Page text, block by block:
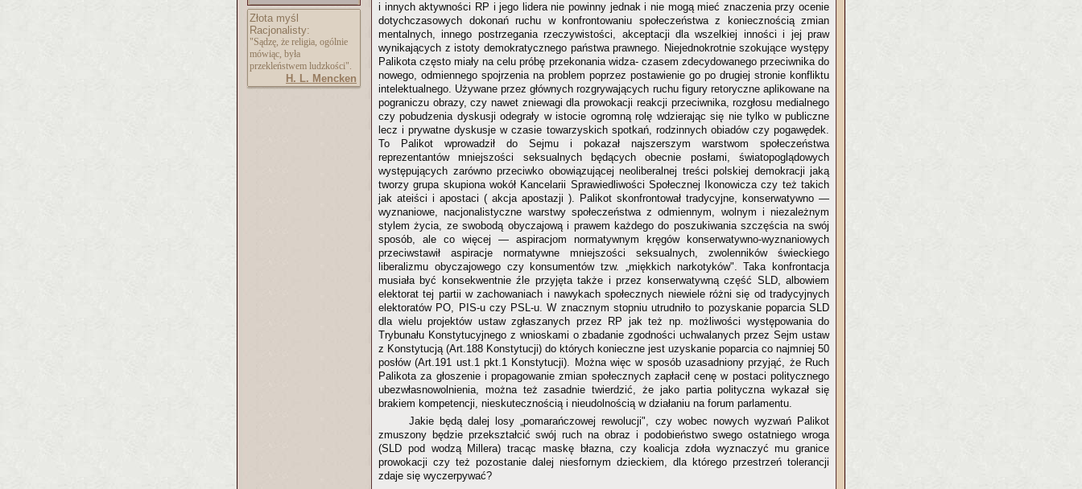
Złota myśl
Racjonalisty:
"Sądzę, że religia, ogólnie
mówiąc, była
przekleństwem ludzkości".
H. L. Mencken
i innych aktywności RP i jego lidera nie powinny jednak i nie mogą mieć znaczenia przy ocenie
dotychczasowych dokonań ruchu w konfrontowaniu społeczeństwa z koniecznością zmian
mentalnych, innego postrzegania rzeczywistości, akceptacji dla wszelkiej inności i jej praw
wynikających z istoty demokratycznego państwa prawnego. Niejednokrotnie szokujące występy
Palikota często miały na celu próbę przekonania widza- czasem zdecydowanego przeciwnika do
nowego, odmiennego spojrzenia na problem poprzez postawienie go po drugiej stronie konfliktu
intelektualnego. Używane przez głównych rozgrywających ruchu figury retoryczne aplikowane na
pograniczu obrazy, czy nawet zniewagi dla prowokacji reakcji przeciwnika, rozgłosu medialnego
czy pobudzenia dyskusji odegrały w istocie ogromną rolę wdzierając się nie tylko w publiczne
lecz i prywatne dyskusje w czasie towarzyskich spotkań, rodzinnych obiadów czy pogawędek.
To Palikot wprowadził do Sejmu i pokazał najszerszym warstwom społeczeństwa
reprezentantów mniejszości seksualnych będących obecnie posłami, światopoglądowych
występujących zarówno przeciwko obowiązującej neoliberalnej treści polskiej demokracji jaką
tworzy grupa skupiona wokół Kancelarii Sprawiedliwości Społecznej Ikonowicza czy też takich
jak ateiści i apostaci ( akcja apostazji ). Palikot skonfrontował tradycyjne, konserwatywno —
wyznaniowe, nacjonalistyczne warstwy społeczeństwa z odmiennym, wolnym i niezależnym
stylem życia, ze swobodą obyczajową i prawem każdego do poszukiwania szczęścia na swój
sposób, ale co więcej — aspiracjom normatywnym kręgów konserwatywno-wyznaniowych
przeciwstawił aspiracje normatywne mniejszości seksualnych, zwolenników świeckiego
liberalizmu obyczajowego czy konsumentów tzw. „miękkich narkotyków". Taka konfrontacja
musiała być konsekwentnie źle przyjęta także i przez konserwatywną część SLD, albowiem
elektorat tej partii w zachowaniach i nawykach społecznych niewiele różni się od tradycyjnych
elektoratów PO, PIS-u czy PSL-u. W znacznym stopniu utrudniło to pozyskanie poparcia SLD
dla wielu projektów ustaw zgłaszanych przez RP jak też np. możliwości występowania do
Trybunału Konstytucyjnego z wnioskami o zbadanie zgodności uchwalanych przez Sejm ustaw
z Konstytucją (Art.188 Konstytucji) do których konieczne jest uzyskanie poparcia co najmniej 50
posłów (Art.191 ust.1 pkt.1 Konstytucji). Można więc w sposób uzasadniony przyjąć, że Ruch
Palikota za głoszenie i propagowanie zmian społecznych zapłacił cenę w postaci politycznego
ubezwłasnowolnienia, można też zasadnie twierdzić, że jako partia polityczna wykazał się
brakiem kompetencji, nieskutecznością i nieudolnością w działaniu na forum parlamentu.
Jakie będą dalej losy „pomarańczowej rewolucji", czy wobec nowych wyzwań Palikot
zmuszony będzie przekształcić swój ruch na obraz i podobieństwo swego ostatniego wroga
(SLD pod wodzą Millera) tracąc maskę błazna, czy koalicja zdoła wyznaczyć mu granice
prowokacji czy też pozostanie dalej niesfornym dzieckiem, dla którego przestrzeń tolerancji
zdaje się wyczerpywać?